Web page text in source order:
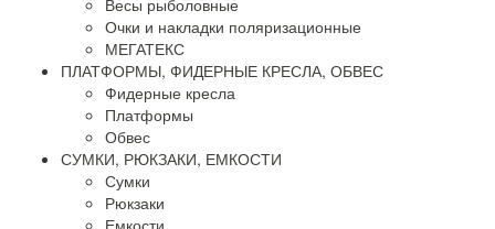
Весы рыболовные
Очки и накладки поляризационные
МЕГАТЕКС
ПЛАТФОРМЫ, ФИДЕРНЫЕ КРЕСЛА, ОБВЕС
Фидерные кресла
Платформы
Обвес
СУМКИ, РЮКЗАКИ, ЕМКОСТИ
Сумки
Рюкзаки